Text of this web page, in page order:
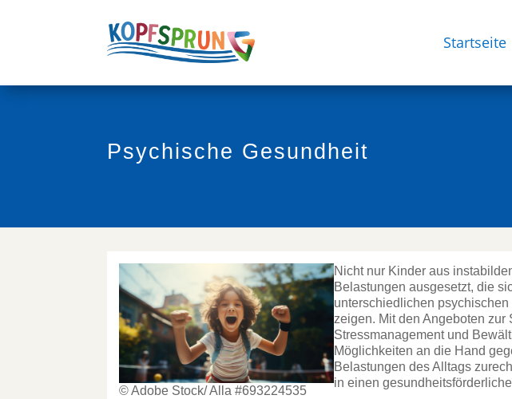
Startseite
Psychische Gesundheit
© Adobe Stock/ Alla #693224535
Nicht nur Kinder aus
Belastungen ausgesetzt, die
unterschiedlichen
zeigen. Mit den Angeboten zur
Stressmanagement und
Möglichkeiten an die Hand
Belastungen des Alltags
in einen